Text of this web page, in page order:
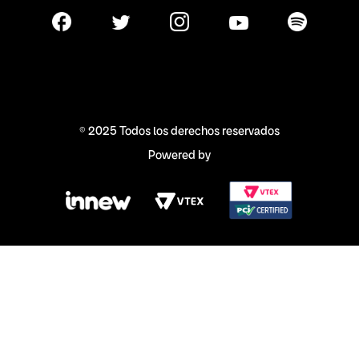
© 2025 Todos los derechos reservados
Powered by